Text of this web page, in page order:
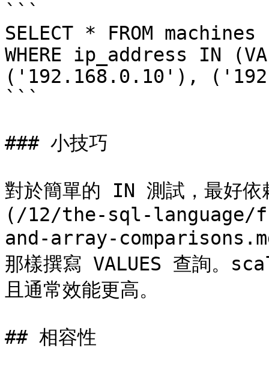
```
SELECT * FROM machines
WHERE ip_address IN
('192.168.0.10'),
```
### 小技巧
對於簡單的 IN 測試，最
(/12/the-sql-language/
and-array-
那樣撰寫 VALUES 查詢。
且通常效能更高。
## 相容性